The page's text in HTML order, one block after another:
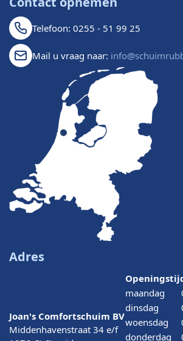
Telefoon: 0255 - 51 99 25
Mail u vraag naar:
Adres
Joan's Comfortschuim BV
Middenhavenstraat 34 e/f
maandag
dinsdag
woensdag
donderdag